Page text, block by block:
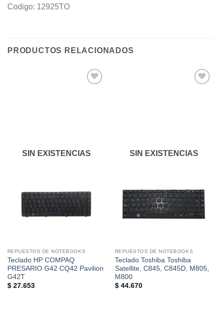
Codigo: 12925TO
PRODUCTOS RELACIONADOS
SIN EXISTENCIAS
REPUESTOS DE NOTEBOOKS
Teclado HP COMPAQ
PRESARIO G42 CQ42 Pavilion
G42T
$27.653
SIN EXISTENCIAS
REPUESTOS DE NOTEBOOKS
Teclado Toshiba Toshiba
Satellite, C845, C845D, M805,
M800
$44.670